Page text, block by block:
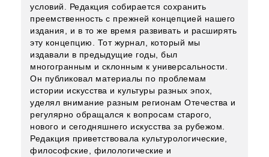
условий. Редакция собирается сохранить
преемственность с прежней концепцией нашего
издания, и в то же время развивать и расширять
эту концепцию. Тот журнал, который мы
издавали в предыдущие годы, был
многогранным и склонным к универсальности.
Он публиковал материалы по проблемам
истории искусства и культуры разных эпох,
уделял внимание разным регионам Отечества и
регулярно обращался к вопросам старого,
нового и сегодняшнего искусства за рубежом.
Редакция приветствовала культурологические,
философские, филологические и